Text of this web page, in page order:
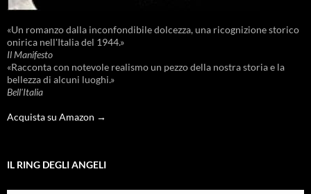
«Un romanzo dalla inconfondibile dolcezza, una ricognizione storico
onirica nell'Italia del 1944.»
Il Manifesto
«Racconta con notevole realismo un pezzo della nostra storia e la
bellezza di alcuni luoghi.»
Bell'Italia
Acquista su Amazon →
IL RING DEGLI ANGELI